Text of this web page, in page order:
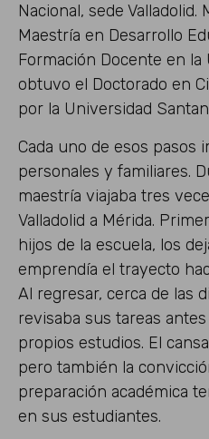
Nacional, sede Valladolid.
Maestría en Desarrollo
Formación Docente en
obtuvo el Doctorado en
por la Universidad
Cada uno de esos pasos
personales y familiares.
maestría viajaba tres
Valladolid a Mérida.
hijos de la escuela, los
emprendía el trayecto
Al regresar, cerca de las
revisaba sus tareas
propios estudios. El
pero también la
preparación académica
en sus estudiantes.